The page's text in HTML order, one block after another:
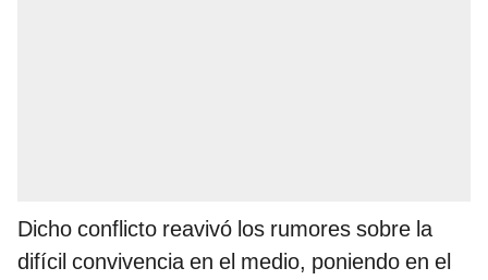
Dicho conflicto reavivó los rumores sobre la
difícil convivencia en el medio, poniendo en el